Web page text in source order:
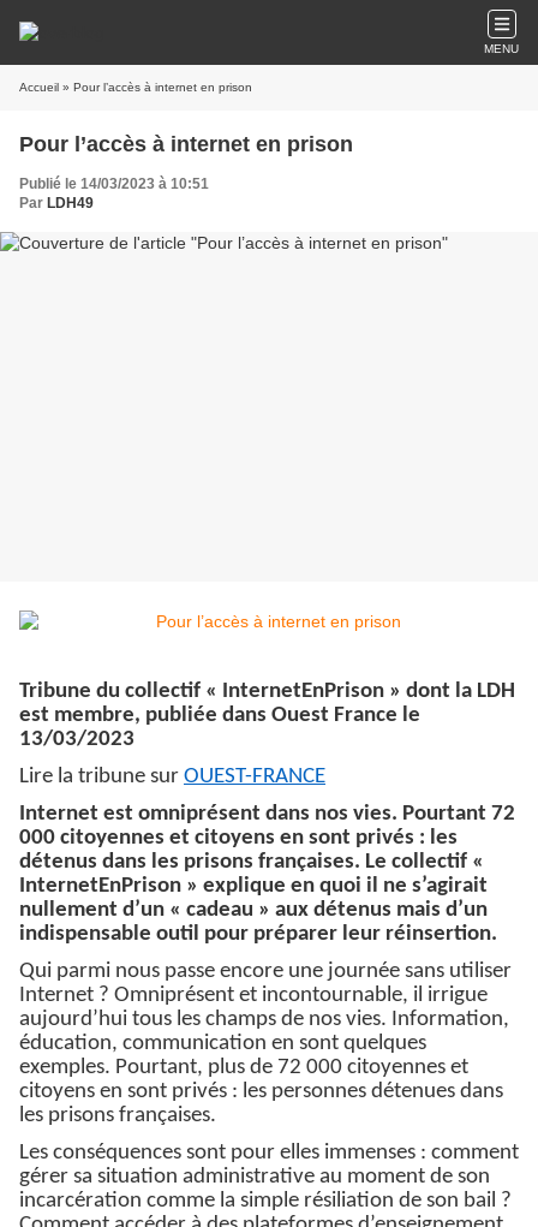
MENU
Accueil » Pour l’accès à internet en prison
Pour l’accès à internet en prison
Publié le 14/03/2023 à 10:51
Par LDH49
Tribune du collectif « InternetEnPrison » dont la LDH
est membre, publiée dans Ouest France le
13/03/2023
Lire la tribune sur OUEST-FRANCE
Internet est omniprésent dans nos vies. Pourtant 72
000 citoyennes et citoyens en sont privés : les
détenus dans les prisons françaises. Le collectif «
InternetEnPrison » explique en quoi il ne s’agirait
nullement d’un « cadeau » aux détenus mais d’un
indispensable outil pour préparer leur réinsertion.
Qui parmi nous passe encore une journée sans utiliser
Internet ? Omniprésent et incontournable, il irrigue
aujourd’hui tous les champs de nos vies. Information,
éducation, communication en sont quelques
exemples. Pourtant, plus de 72 000 citoyennes et
citoyens en sont privés : les personnes détenues dans
les prisons françaises.
Les conséquences sont pour elles immenses : comment
gérer sa situation administrative au moment de son
incarcération comme la simple résiliation de son bail ?